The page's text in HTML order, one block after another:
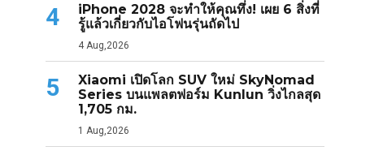
4
iPhone 2028 จะทำให้คุณทึ่ง! เผย 6 สิ่งที่
รู้แล้วเกี่ยวกับไอโฟนรุ่นถัดไป
4 Aug,2026
5
Xiaomi เปิดโลก SUV ใหม่ SkyNomad
Series บนแพลตฟอร์ม Kunlun วิ่งไกลสุด
1,705 กม.
1 Aug,2026